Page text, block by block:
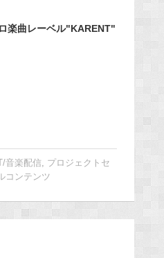
楽曲レーベル"KARENT"
音楽配信, プロジェクトセ
コンテンツ